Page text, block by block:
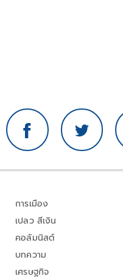
การเมือง
เปลว สีเงิน
คอลัมนิสต์
บทความ
เศรษฐกิจ